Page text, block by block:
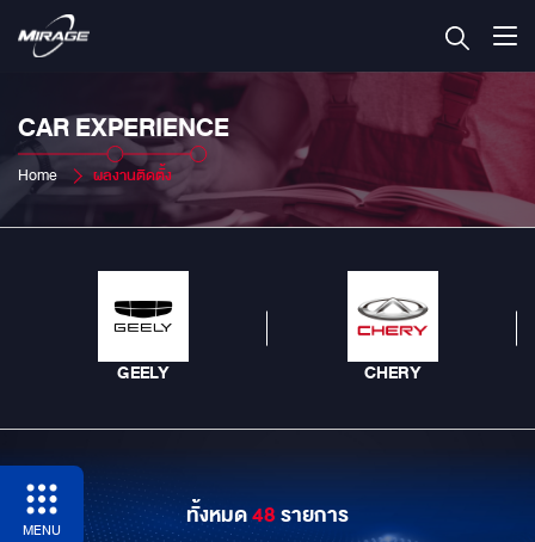
CAR EXPERIENCE
Home ผลงานติดตั้ง
GEELY CHERY
MENU ทั้งหมด48รายการ